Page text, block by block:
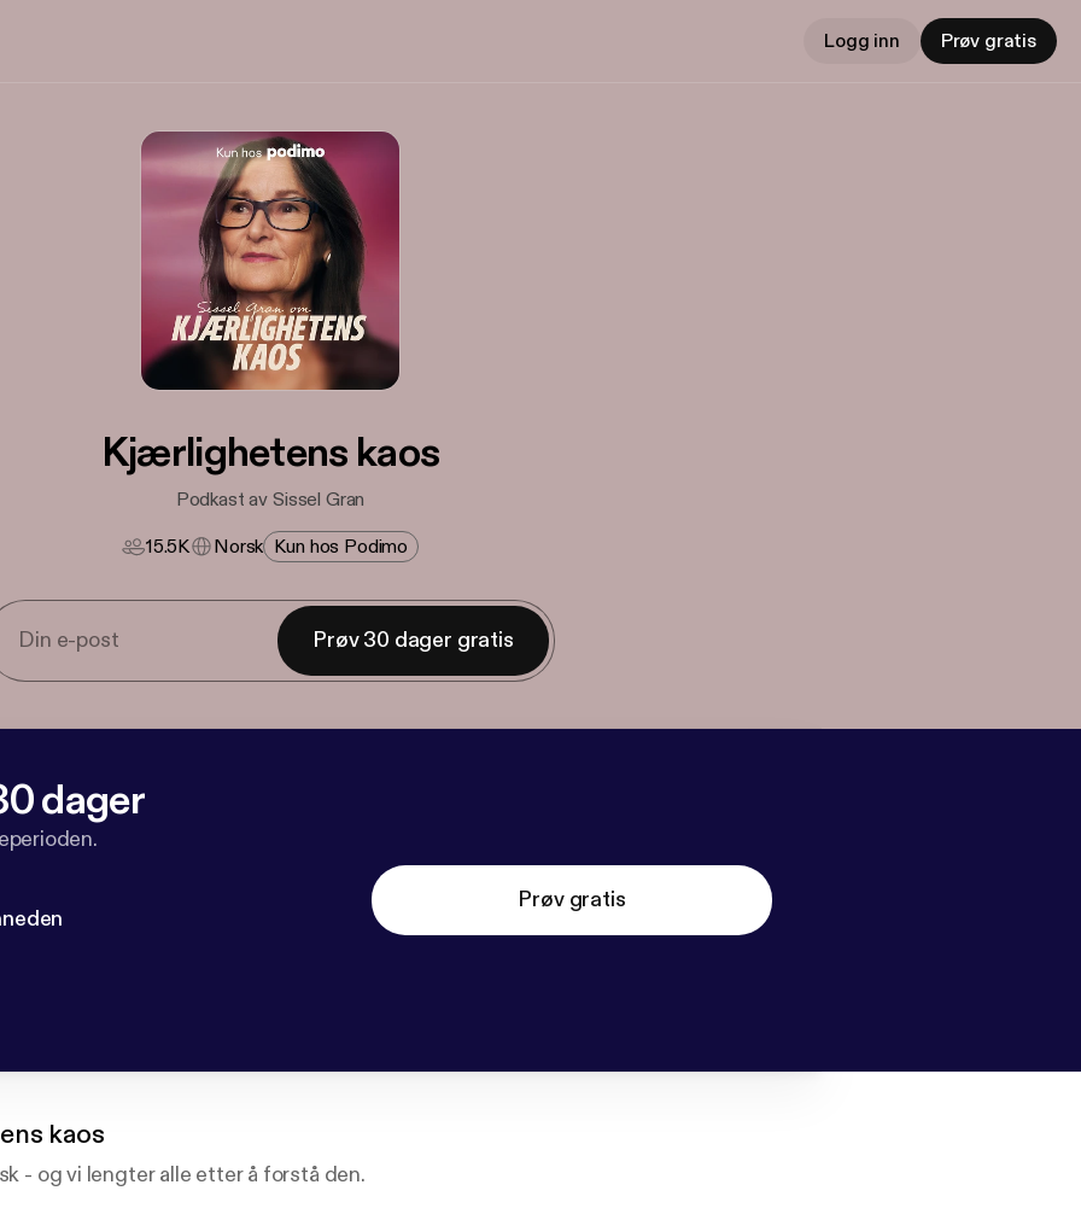
Logg inn Prøv gratis
Kjærlighetens kaos
Podkast av Sissel Gran
15.5K
Norsk Kun hos Podimo
Prøv 30 dager gratis
dager
Prøv gratis
kaos
- og vi lengter alle etter å forstå den.